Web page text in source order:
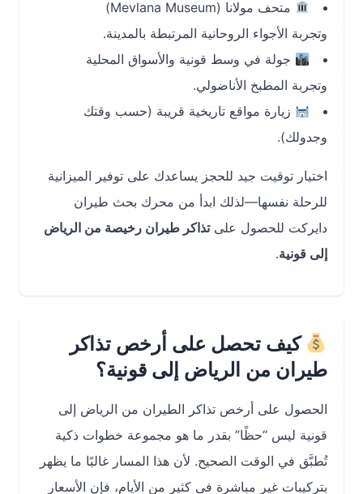
متحف مولانا (Mevlana Museum)
وتجربة الأجواء الروحانية المرتبطة بالمدينة.
جولة في وسط قونية والأسواق المحلية
وتجربة المطبخ الأناضولي.
زيارة مواقع تاريخية قريبة (حسب وقتك
وجدولك).
اختيار توقيت جيد للحجز يساعدك على توفير الميزانية
للرحلة نفسها—لذلك ابدأ من محرك بحث طيران
دايركت للحصول علىتذاكر طيران رخيصة من الرياض
إلى قونية.
كيف تحصل على أرخص تذاكر
طيران من الرياض إلى قونية؟
الحصول على أرخص تذاكر الطيران من الرياض إلى
قونية ليس “حظًا” بقدر ما هو مجموعة خطوات ذكية
تُطبَّق في الوقت الصحيح. لأن هذا المسار غالبًا ما يظهر
بتركيبات غير مباشرة في كثير من الأيام، فإن الأسعار